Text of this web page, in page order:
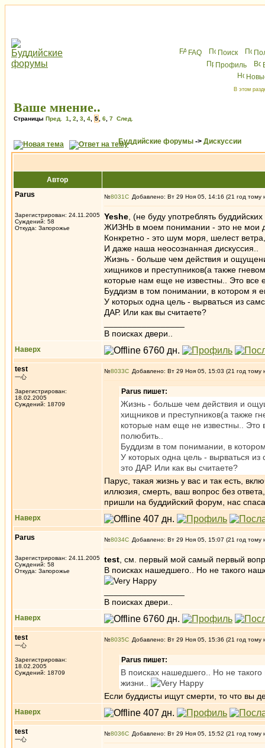
FAQ Поиск
Профиль
В этом
Ваше мнение..
Страницы Пред. 1 2 3 4 5 6 7 След.
Буддийские форумы -> Дискуссии
Автор
Parus
Зарегистрирован: 24.11.2005
Суждений: 58
Откуда: Запорожье
№8031 Добавлено: Вт 29 Ноя 05, 14:16 (21 год тому
Yeshe , (не буду употреблять
ЖИЗНЬ в моем понимании - это не мои
Конкретно - это шум моря, шелест
И даже наша неосознанная дискуссия..
Жизнь - больше чем действия и
хищников и преступников(а также
которые нам еще не известны.. Это все
Буддизм в том понимании, в котором я
У которых одна цель - вырваться из
ДАР. Или как вы считаете?
В поисках двери..
Наверх
test
一心
Зарегистрирован:
18.02.2005
Суждений: 18709
№8033 Добавлено: Вт 29 Ноя 05, 15:03 (21 год тому
Parus пишет:
Жизнь - больше чем действия и
хищников и преступников(а также
которые нам еще не известны.. Это
полюбить..
Буддизм в том понимании, в
У которых одна цель - вырваться
это ДАР. Или как вы считаете?
Парус, такая жизнь у вас и так есть,
иллюзия, смерть, ваш вопрос без
пришли на буддийский форум, нас
Наверх
Parus
Зарегистрирован: 24.11.2005
Суждений: 58
Откуда: Запорожье
№8034 Добавлено: Вт 29 Ноя 05, 15:07 (21 год тому
test , см. первый мой самый первый
В поисках нашедшего.. Но не такого
В поисках двери..
Наверх
test
一心
Зарегистрирован:
18.02.2005
Суждений: 18709
№8035 Добавлено: Вт 29 Ноя 05, 15:36 (21 год тому
Parus пишет:
В поисках нашедшего.. Но не
жизни..
Если буддисты ищут смерти, то что вы
Наверх
test
一心
№8036 Добавлено: Вт 29 Ноя 05, 15:52 (21 год тому